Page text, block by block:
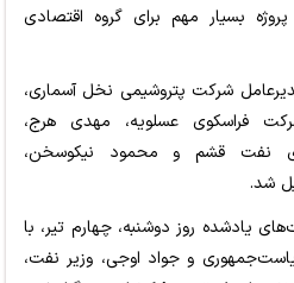
بسیار مهم برای گروه اقتصادی
شرکت پتروشیمی نخل آسماری،
فراسکوی عسلویه، مهدی هرج،
نفت قشم و محمود نیکوسخن،
شد.
یادشده روز دوشنبه، چهارم تیر، با
و جواد اوجی، وزیر نفت،